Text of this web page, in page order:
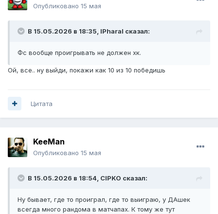
Опубликовано 15 мая
В 15.05.2026 в 18:35, lPharal сказал:
Фс вообще проигрывать не должен хк.
Ой, все.. ну выйди, покажи как 10 из 10 победишь
Цитата
KeeMan
Опубликовано 15 мая
В 15.05.2026 в 18:54, CIPKO сказал:
Ну бывает, где то проиграл, где то выиграю, у ДАшек
всегда много рандома в матчапах. К тому же тут